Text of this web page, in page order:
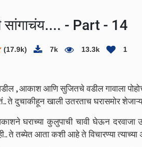
सांगाचंय.... - Part - 14
(17.9k) 7k 13.3k 1
, आकाश आणि सुजितचे वडील गावाला
ते दुचाकीहून खाली उतरताच घरासमोर
घराच्या कुलुपाची चावी घेऊन दरवाजा
ते तब्येत आता कशी आहे ते विचारण्या